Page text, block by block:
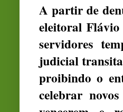
A partir de
eleitoral Flávio
servidores
judicial
proibindo o
celebrar